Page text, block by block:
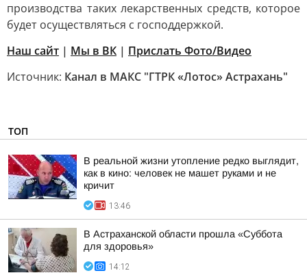
производства таких лекарственных средств, которое
будет осуществляться с господдержкой.
Наш сайт | Мы в ВК | Прислать Фото/Видео
Источник: Канал в МАКС "ГТРК «Лотос» Астрахань"
ТОП
В реальной жизни утопление редко выглядит,
как в кино: человек не машет руками и не
кричит
13:46
В Астраханской области прошла «Суббота
для здоровья»
14:12